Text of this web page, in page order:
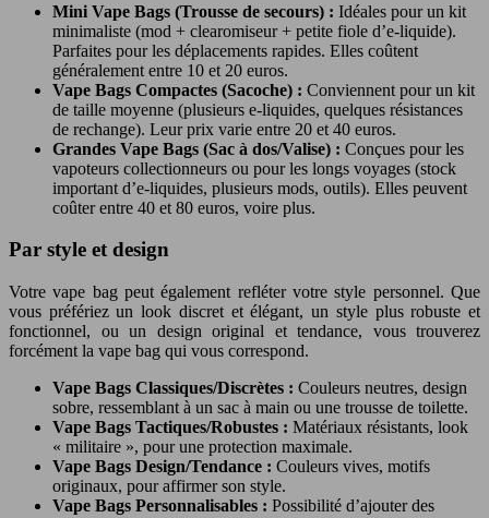
Mini Vape Bags (Trousse de secours) : Idéales pour un kit
minimaliste (mod + clearomiseur + petite fiole d’e-liquide).
Parfaites pour les déplacements rapides. Elles coûtent
généralement entre 10 et 20 euros.
Vape Bags Compactes (Sacoche) : Conviennent pour un kit
de taille moyenne (plusieurs e-liquides, quelques résistances
de rechange). Leur prix varie entre 20 et 40 euros.
Grandes Vape Bags (Sac à dos/Valise) : Conçues pour les
vapoteurs collectionneurs ou pour les longs voyages (stock
important d’e-liquides, plusieurs mods, outils). Elles peuvent
coûter entre 40 et 80 euros, voire plus.
Par style et design
Votre vape bag peut également refléter votre style personnel. Que
vous préfériez un look discret et élégant, un style plus robuste et
fonctionnel, ou un design original et tendance, vous trouverez
forcément la vape bag qui vous correspond.
Vape Bags Classiques/Discrètes : Couleurs neutres, design
sobre, ressemblant à un sac à main ou une trousse de toilette.
Vape Bags Tactiques/Robustes : Matériaux résistants, look
« militaire », pour une protection maximale.
Vape Bags Design/Tendance : Couleurs vives, motifs
originaux, pour affirmer son style.
Vape Bags Personnalisables : Possibilité d’ajouter des